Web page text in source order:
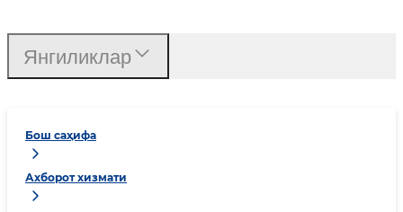
Бош саҳифа
Ахборот хизмати
Янгиликлар